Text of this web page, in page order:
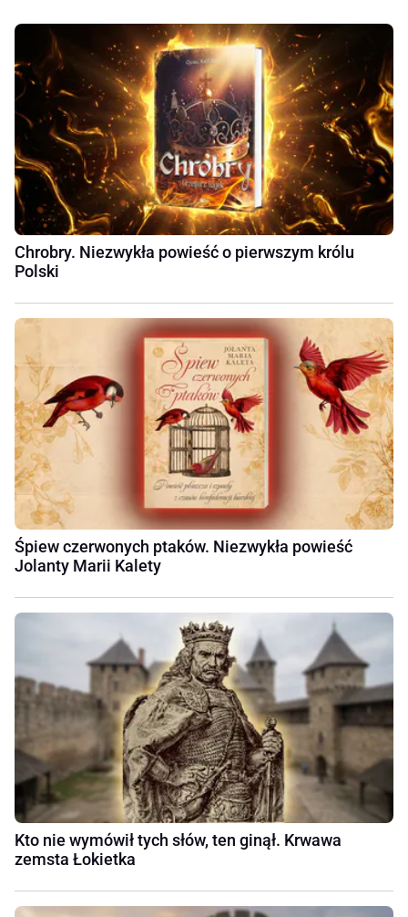
Chrobry. Niezwykła powieść o pierwszym królu
Polski
Śpiew czerwonych ptaków. Niezwykła powieść
Jolanty Marii Kalety
Kto nie wymówił tych słów, ten ginął. Krwawa
zemsta Łokietka